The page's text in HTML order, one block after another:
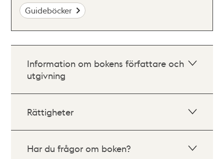
Guideböcker
Information om bokens författare och
utgivning
Rättigheter
Har du frågor om boken?